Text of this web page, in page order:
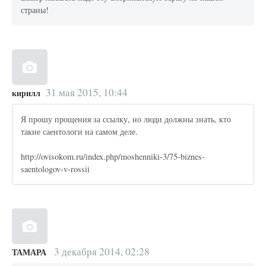
страны!
кирилл 31 мая 2015, 10:44
Я прошу прощения за ссылку, но люди должны знать, кто
такие саентологи на самом деле.
http://ovisokom.ru/index.php/moshenniki-3/75-biznes-
saentologov-v-rossii
ТАМАРА 3 декабря 2014, 02:28